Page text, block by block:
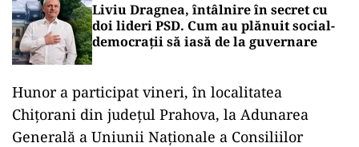
Liviu Dragnea, întâlnire în secret cu
doi lideri PSD. Cum au plănuit social-
democrații să iasă de la guvernare
Hunor a participat vineri, în localitatea
Chițorani din județul Prahova, la Adunarea
Generală a Uniunii Naționale a Consiliilor